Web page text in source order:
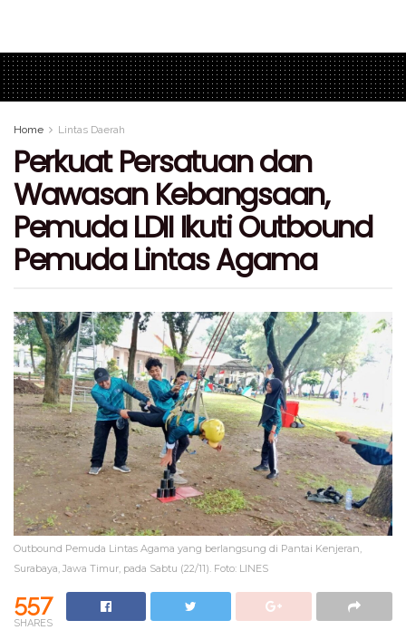
Home Lintas Daerah
Perkuat Persatuan dan
Wawasan Kebangsaan,
Pemuda LDII Ikuti Outbound
Pemuda Lintas Agama
Outbound Pemuda Lintas Agama yang berlangsung di Pantai Kenjeran,
Surabaya, Jawa Timur, pada Sabtu (22/11). Foto: LINES
557
SHARES